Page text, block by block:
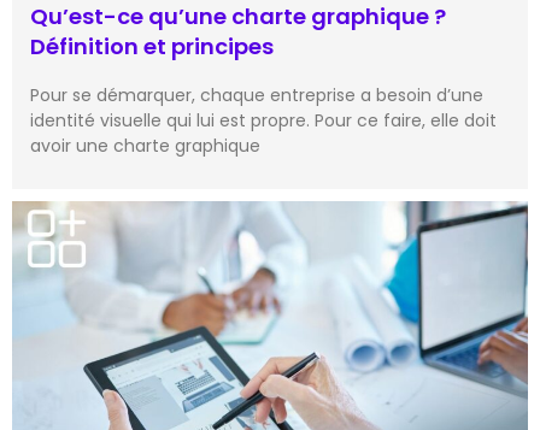
Qu’est-ce qu’une charte graphique ?
Définition et principes
Pour se démarquer, chaque entreprise a besoin d’une
identité visuelle qui lui est propre. Pour ce faire, elle doit
avoir une charte graphique